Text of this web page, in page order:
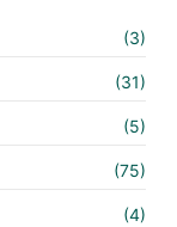
(3)
(31)
(5)
(75)
(4)